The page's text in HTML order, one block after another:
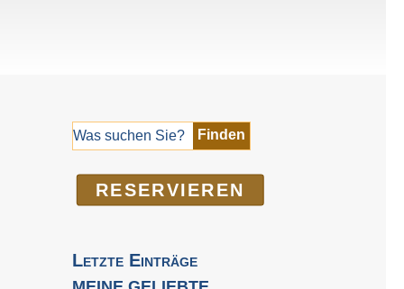
RE­SER­VIEREN
Letzte Einträge